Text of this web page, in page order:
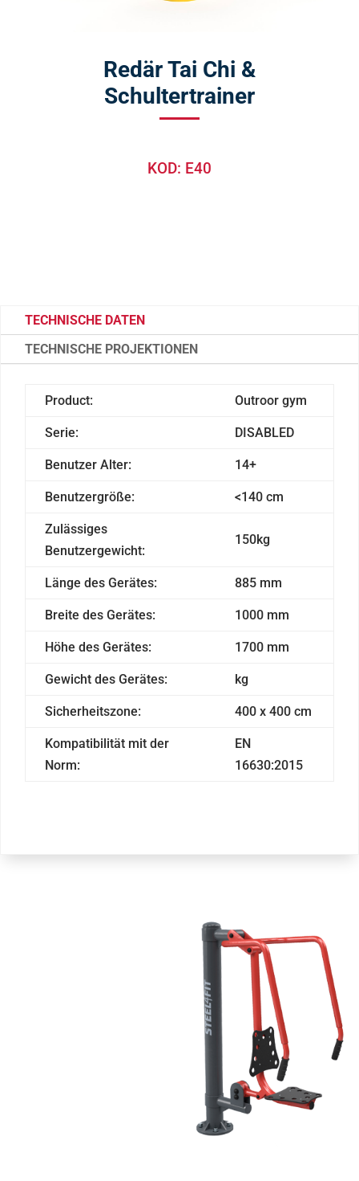
Redär Tai Chi &
Schultertrainer
KOD: E40
TECHNISCHE DATEN
TECHNISCHE PROJEKTIONEN
Product: Outroor gym
Serie: DISABLED
Benutzer Alter: 14+
Benutzergröße: <140 cm
Zulässiges
Benutzergewicht:
150kg
Länge des Gerätes: 885 mm
Breite des Gerätes: 1000 mm
Höhe des Gerätes: 1700 mm
Gewicht des Gerätes: kg
Sicherheitszone: 400 x 400 cm
Kompatibilität mit der
Norm:
EN
16630:2015